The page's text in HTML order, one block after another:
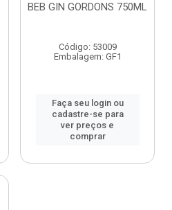
BEB GIN GORDONS 750ML
Código: 53009
Embalagem: GF1
Faça seu login ou
cadastre-se para
ver preços e
comprar